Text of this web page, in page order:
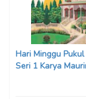
Hari Minggu
Seri 1 Karya